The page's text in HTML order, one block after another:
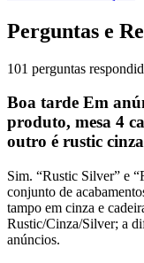
Perguntas e
101 perguntas
Boa tarde Em
produto, mesa 4
outro é rustic
Sim. “Rustic Silver” e
conjunto de
tampo em cinza e
Rustic/Cinza/Silver; a
anúncios.